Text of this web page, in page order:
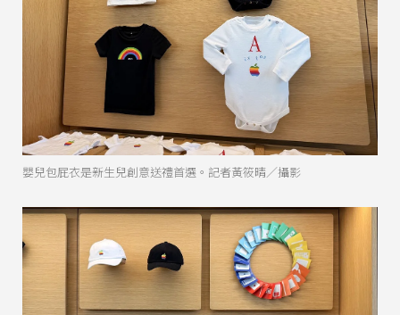
嬰兒包屁衣是新生兒創意送禮首選。記者黃筱晴／攝影